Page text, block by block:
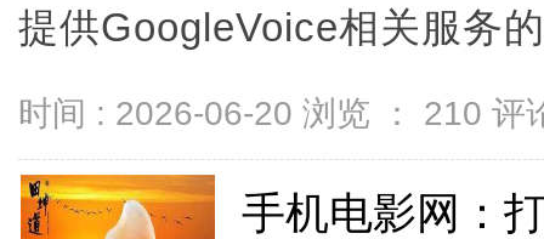
提供GoogleVoice相关服务
时间 : 2026-06-20 浏览 ： 210 评
手机电影网：